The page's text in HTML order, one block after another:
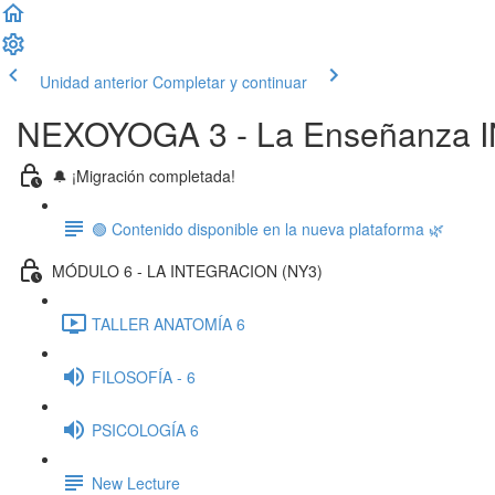
Unidad anterior Completar y continuar
NEXOYOGA 3 - La Enseñanza
🔔 ¡Migración completada!
🟢 Contenido disponible en la nueva plataforma 🌿
MÓDULO 6 - LA INTEGRACION (NY3)
TALLER ANATOMÍA 6
FILOSOFÍA - 6
PSICOLOGÍA 6
New Lecture